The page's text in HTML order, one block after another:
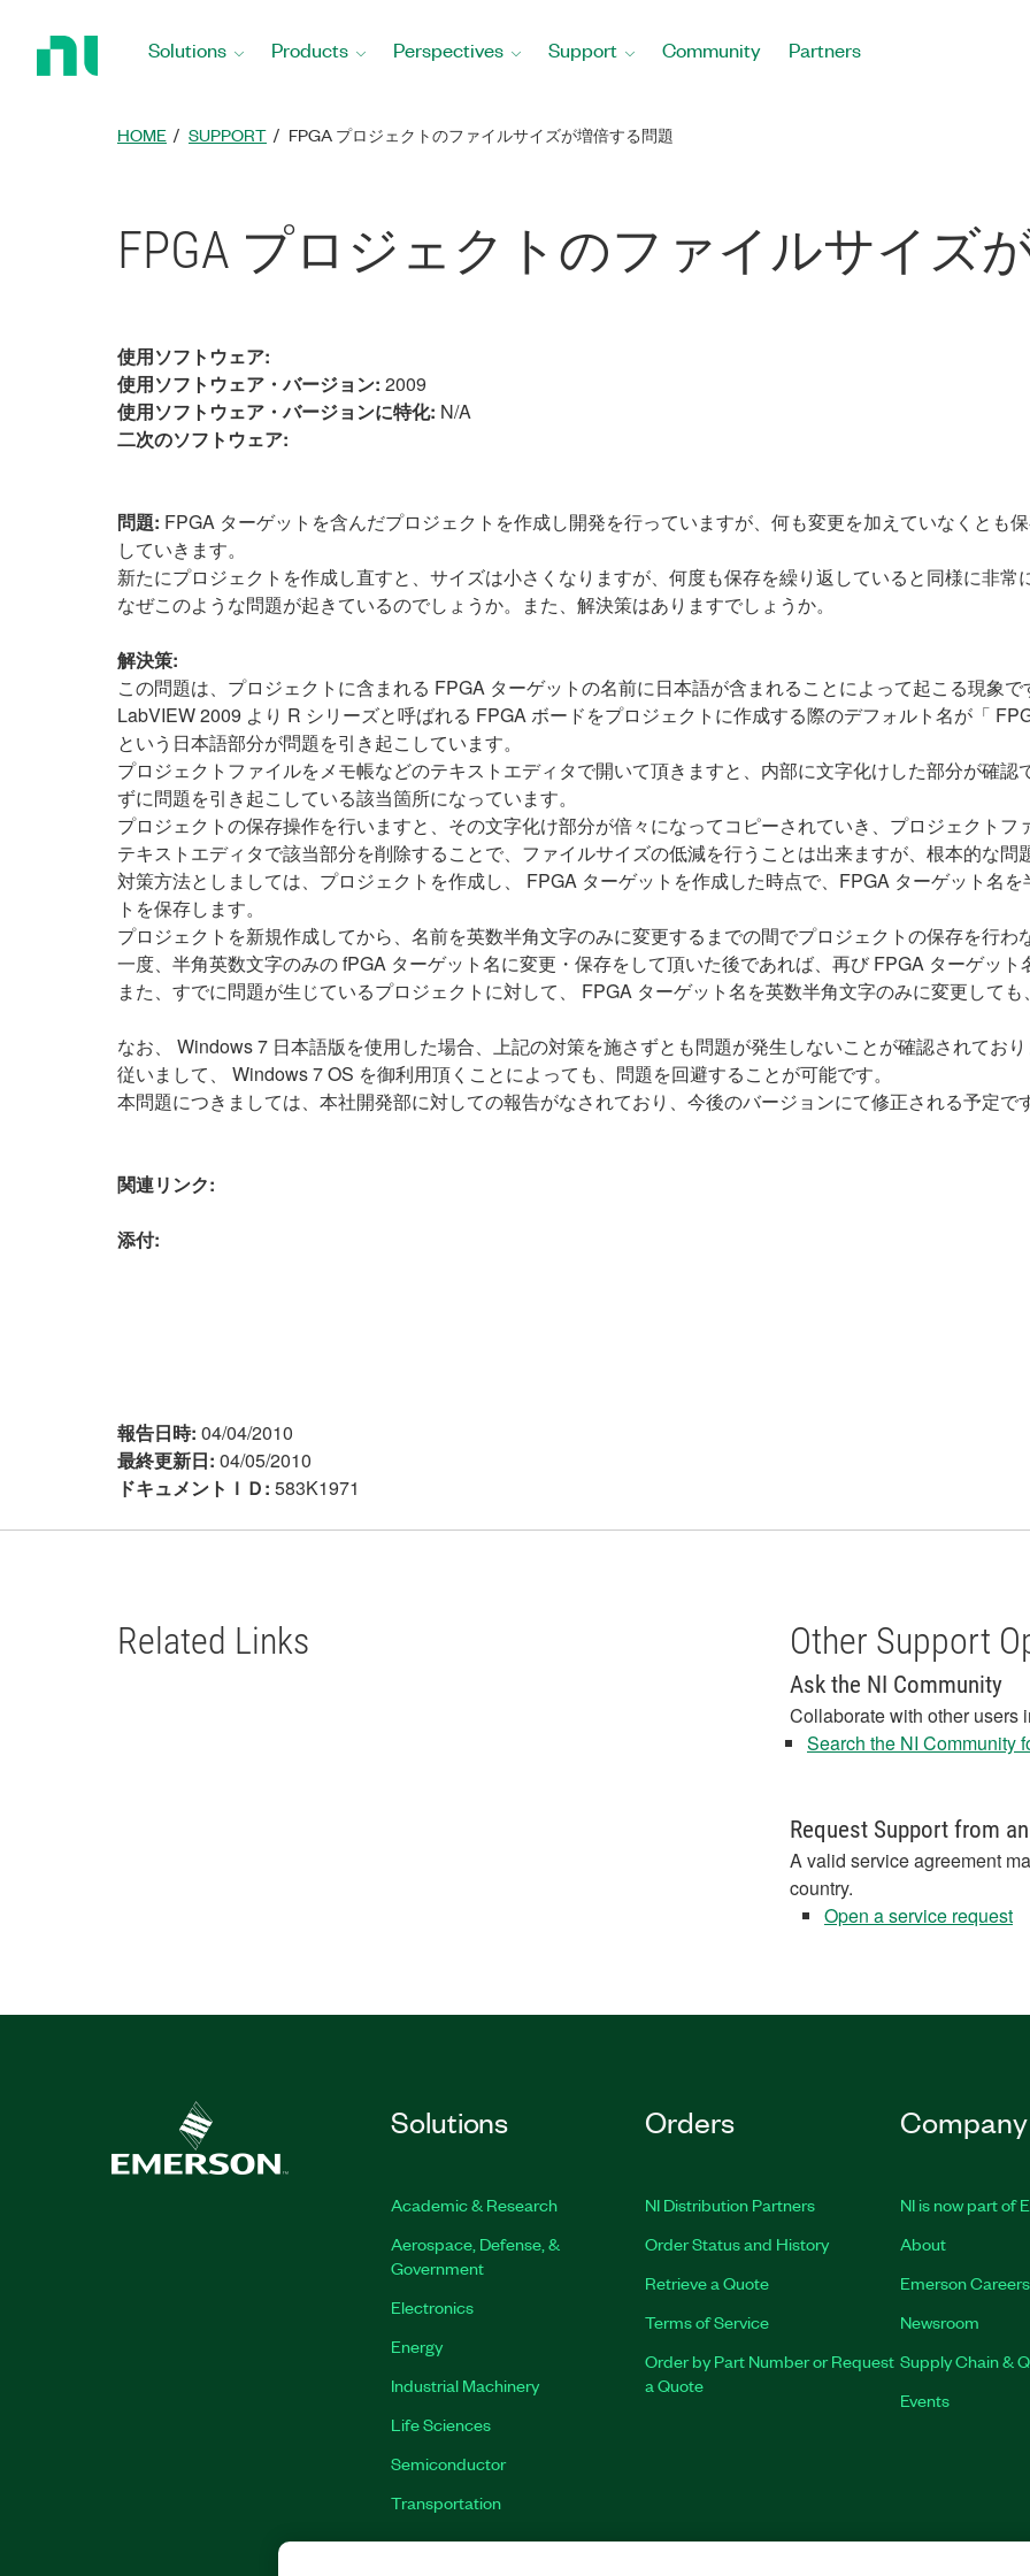
Solutions Products Perspectives Support Community Partners
HOME SUPPORT FPGA プロジェクトのファイルサイズが増倍する問題
FPGA プロジェクトのファイルサイズ
使用ソフトウェア:
使用ソフトウェア・バージョン: 2009
使用ソフトウェア・バージョンに特化: N/A
二次のソフトウェア:
問題: FPGA ターゲットを含んだプロジェクトを作成し開発を行っていますが、何も変更を加えていなくとも
していきます。
新たにプロジェクトを作成し直すと、サイズは小さくなりますが、何度も保存を繰り返していると同様に非常
なぜこのような問題が起きているのでしょうか。また、解決策はありますでしょうか。
解決策:
この問題は、プロジェクトに含まれる FPGA ターゲットの名前に日本語が含まれることによって起こる現象で
LabVIEW 2009 より R シリーズと呼ばれる FPGA ボードをプロジェクトに作成する際のデフォルト名が「
という日本語部分が問題を引き起こしています。
プロジェクトファイルをメモ帳などのテキストエディタで開いて頂きますと、内部に文字化けした部分が確
ずに問題を引き起こしている該当箇所になっています。
プロジェクトの保存操作を行いますと、その文字化け部分が倍々になってコピーされていき、プロジェクトフ
テキストエディタで該当部分を削除することで、ファイルサイズの低減を行うことは出来ますが、根本的な問
対策方法としましては、プロジェクトを作成し、 FPGA ターゲットを作成した時点で、FPGA ターゲット名
トを保存します。
プロジェクトを新規作成してから、名前を英数半角文字のみに変更するまでの間でプロジェクトの保存を行わ
一度、半角英数文字のみの fPGA ターゲット名に変更・保存をして頂いた後であれば、再び FPGA ターゲット
また、すでに問題が生じているプロジェクトに対して、 FPGA ターゲット名を英数半角文字のみに変更しても
なお、 Windows 7 日本語版を使用した場合、上記の対策を施さずとも問題が発生しないことが確認されており
従いまして、 Windows 7 OS を御利用頂くことによっても、問題を回避することが可能です。
本問題につきましては、本社開発部に対しての報告がなされており、今後のバージョンにて修正される予定です
関連リンク:
添付:
報告日時: 04/04/2010
最終更新日: 04/05/2010
ドキュメントＩＤ: 583K1971
Related Links Other Support
Ask the NI Community
Collaborate with other users
Search the NI Community
Request Support from
A valid service agreement
country.
Open a service request
Solutions
Academic & Research
Aerospace, Defense, &
Government
Electronics
Energy
Industrial Machinery
Life Sciences
Semiconductor
Transportation
Orders
NI Distribution Partners
Order Status and History
Retrieve a Quote
Terms of Service
Order by Part Number or Request
a Quote
Company
NI is now part of
About
Emerson Careers
Newsroom
Supply Chain &
Events